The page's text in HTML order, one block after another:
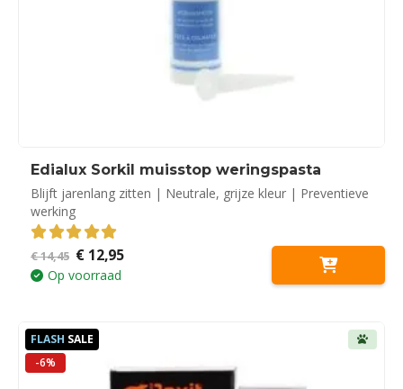
Edialux Sorkil muisstop weringspasta
Blijft jarenlang zitten | Neutrale, grijze kleur | Preventieve
werking
5.00out of 5
€14,45 Oorspronkelijke
prijs
was:
€12,95Huidige
Op voorraad
FLASH SALE
-6%